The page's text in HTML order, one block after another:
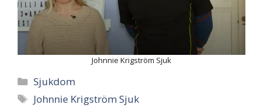
Johnnie Krigström Sjuk
Categories
Sjukdom
Tags
Johnnie Krigström Sjuk